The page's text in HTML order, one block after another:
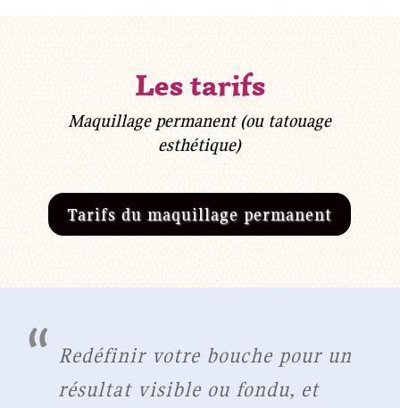
Les tarifs
Maquillage permanent (ou tatouage
esthétique)
Tarifs du maquillage permanent
Redéfinir votre bouche pour un
résultat visible ou fondu, et